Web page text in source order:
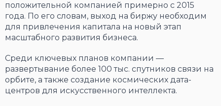
положительной компанией примерно с 2015
года. По его словам, выход на биржу необходим
для привлечения капитала на новый этап
масштабного развития бизнеса.
Среди ключевых планов компании —
развертывание более 100 тыс. спутников связи на
орбите, а также создание космических дата-
центров для искусственного интеллекта.